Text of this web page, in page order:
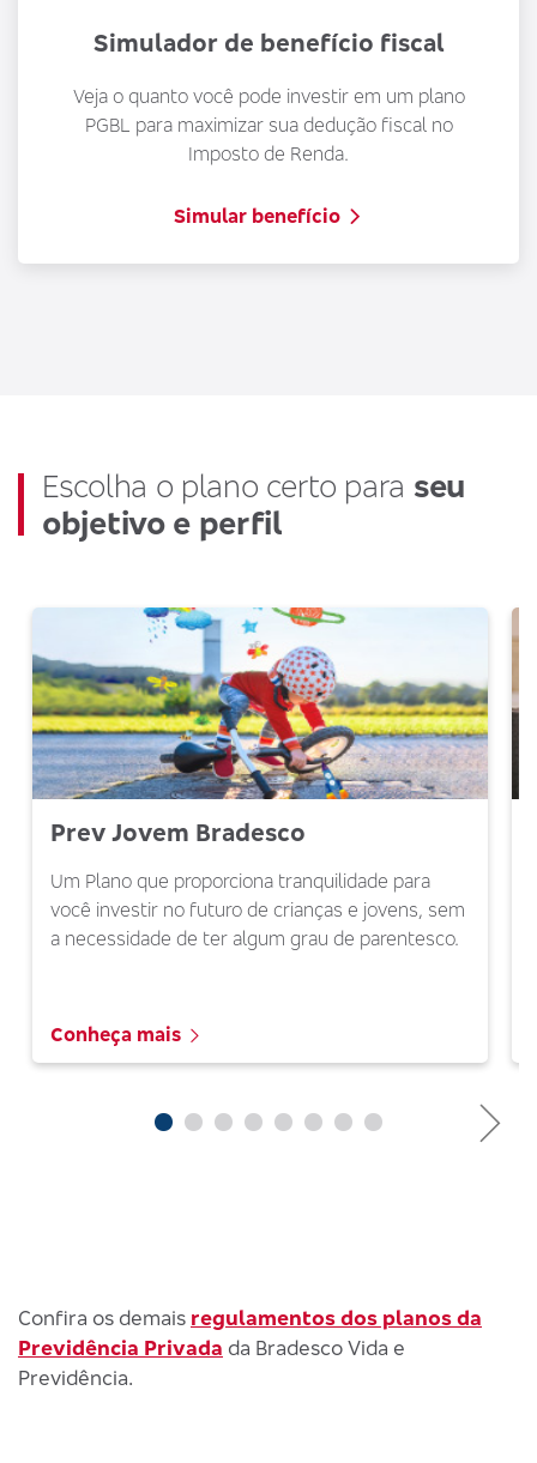
Simulador de benefício fiscal
Veja o quanto você pode investir em um plano
PGBL para maximizar sua dedução fiscal no
Imposto de Renda.
Simular benefício
Escolha o plano certo para seu
objetivo e perfil
Prev Jovem Bradesco
Um Plano que proporciona tranquilidade para
você investir no futuro de crianças e jovens, sem
a necessidade de ter algum grau de parentesco.
Conheça mais
Confira os demais regulamentos dos planos da
Previdência Privada da Bradesco Vida e
Previdência.